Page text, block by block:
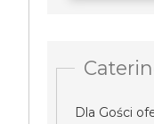
Dla Gości